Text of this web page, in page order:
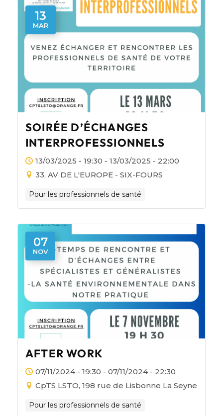
13
MAR
SOIRÉE D’ÉCHANGES
INTERPROFESSIONNELS
13/03/2025 - 19:30 - 13/03/2025 - 22:00
33, AV DE L'EUROPE - SIX-FOURS
Pour les professionnels de santé
07
NOV
AFTER WORK
07/11/2024 - 19:30 - 07/11/2024 - 22:30
CpTS LSTO, 198 rue de Lisbonne La Seyne
Pour les professionnels de santé